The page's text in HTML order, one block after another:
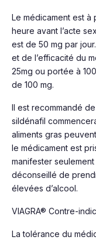
Le médicament est
heure avant l’acte
est de 50 mg par
et de l’efficacité du
25mg ou portée à
de 100 mg.
Il est recommandé
sildénafil
aliments gras
le médicament est
manifester
déconseillé de
élevées d’alcool.
VIAGRA® Contre-
La tolérance du